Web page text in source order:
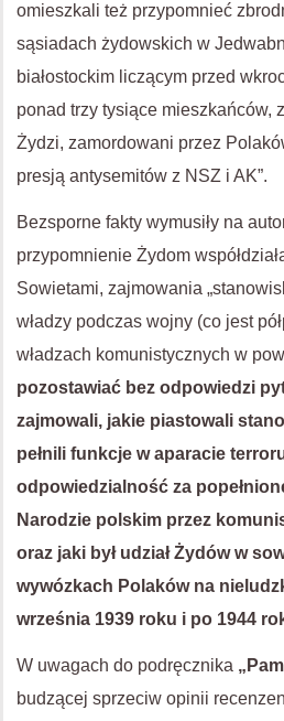
omieszkali też przypomnieć
sąsiadach żydowskich w
białostockim liczącym przed
ponad trzy tysiące mieszkańców,
Żydzi, zamordowani przez
presją antysemitów z NSZ i AK”.
Bezsporne fakty wymusiły na
przypomnienie Żydom
Sowietami, zajmowania
władzy podczas wojny (co jest
władzach komunistycznych w
pozostawiać bez odpowiedzi
zajmowali, jakie piastowali
pełnili funkcje w aparacie
odpowiedzialność za
Narodzie polskim przez
oraz jaki był udział Żydów w
wywózkach Polaków na
września 1939 roku i po 1944
W uwagach do podręcznika
budzącej sprzeciw opinii